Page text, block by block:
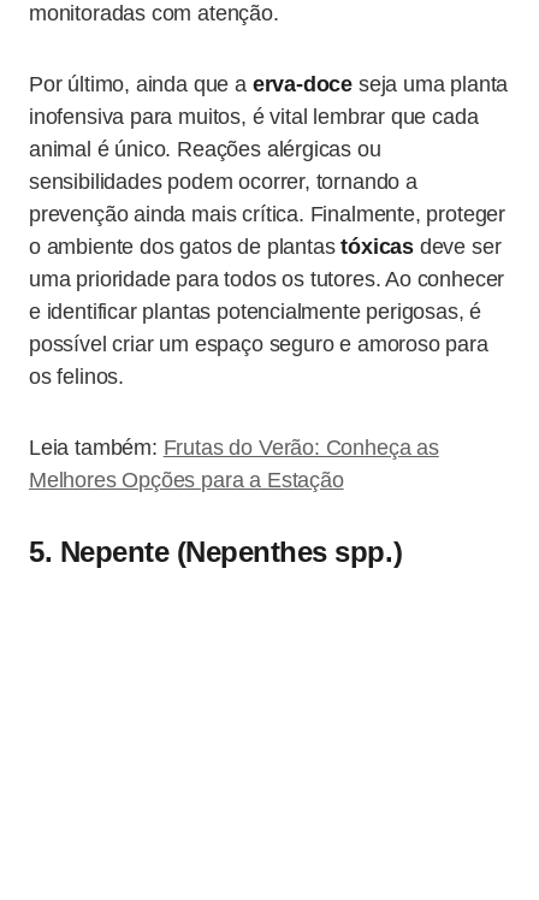
monitoradas com atenção.
Por último, ainda que a erva-doce seja uma planta
inofensiva para muitos, é vital lembrar que cada
animal é único. Reações alérgicas ou
sensibilidades podem ocorrer, tornando a
prevenção ainda mais crítica. Finalmente, proteger
o ambiente dos gatos de plantastóxicas deve ser
uma prioridade para todos os tutores. Ao conhecer
e identificar plantas potencialmente perigosas, é
possível criar um espaço seguro e amoroso para
os felinos.
Leia também: Frutas do Verão: Conheça as
Melhores Opções para a Estação
5. Nepente (Nepenthes spp.)